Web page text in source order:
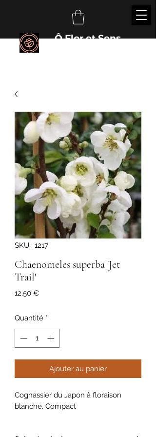
Ô Flor et Sens
SKU : 1217
Chaenomeles superba 'Jet
Trail'
12,50 €
Quantité *
Ajouter au panier
Cognassier du Japon à floraison
blanche. Compact